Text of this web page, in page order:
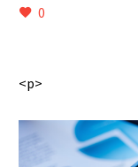
0
<p>